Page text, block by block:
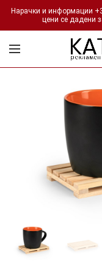
Нарачки и информации
цени се дадени